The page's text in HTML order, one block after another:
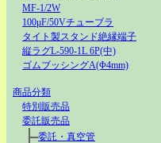
MF-1/2W
100μF/50Vチューブラ
タイト製スタンド絶縁端子
縦ラグL-590-1L 6P(中)
ゴムブッシングA(Φ4mm)
商品分類
特別販売品
委託販売品
委託・真空管